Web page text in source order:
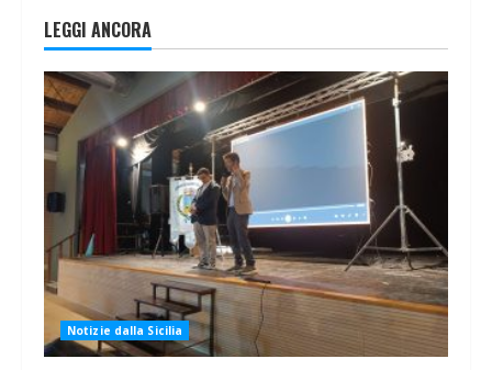
LEGGI ANCORA
Notizie dalla Sicilia